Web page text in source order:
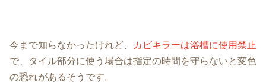
今まで知らなかったけれど、
カビキラーは浴槽に使用禁止
で、タイル部分に使う場合は指定の時間を守らないと変色
の恐れがあるそうです。